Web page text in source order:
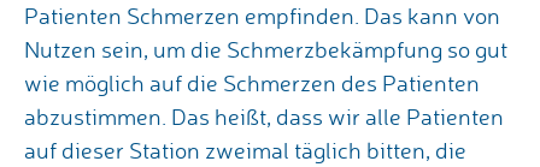
Patienten Schmerzen empfinden. Das kann von
Nutzen sein, um die Schmerzbekämpfung so gut
wie möglich auf die Schmerzen des Patienten
abzustimmen. Das heißt, dass wir alle Patienten
auf dieser Station zweimal täglich bitten, die